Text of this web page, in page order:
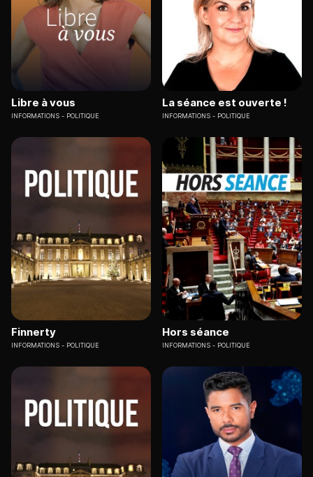
Libre à vous
INFORMATIONS POLITIQUE
La séance est ouverte !
INFORMATIONS POLITIQUE
Finnerty
INFORMATIONS POLITIQUE
Hors séance
INFORMATIONS POLITIQUE